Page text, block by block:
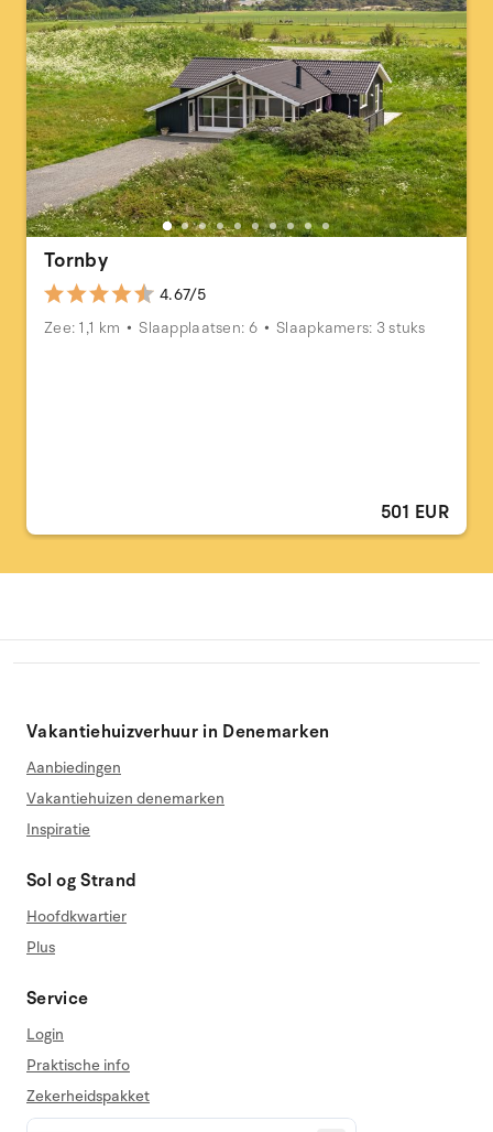
Tornby
4.67/5
Zee: 1,1 km
Slaapplaatsen: 6 Slaapkamers: 3 stuks
501 EUR
Vakantiehuizverhuur in Denemarken
Aanbiedingen
Vakantiehuizen denemarken
Inspiratie
Sol og Strand
Hoofdkwartier
Plus
Service
Login
Praktische info
Zekerheidspakket